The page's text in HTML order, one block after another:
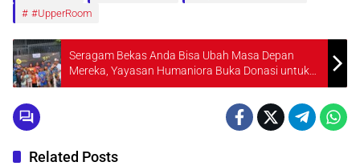
#UpperRoom
Seragam Bekas Anda Bisa Ubah Masa Depan
Mereka, Yayasan Humaniora Buka Donasi untuk
Anak Kurang Mampu
Related Posts